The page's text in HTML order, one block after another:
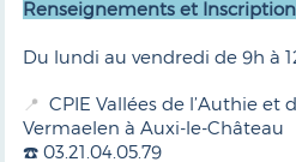
Renseignements et
Du lundi au vendredi de 9h à
📍 CPIE Vallées de l’Authie et
Vermaelen à Auxi-le-Château
☎️ 03.21.04.05.79